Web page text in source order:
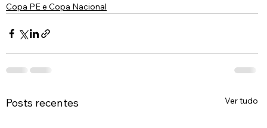
Copa PE e Copa Nacional
Posts recentes Ver tudo